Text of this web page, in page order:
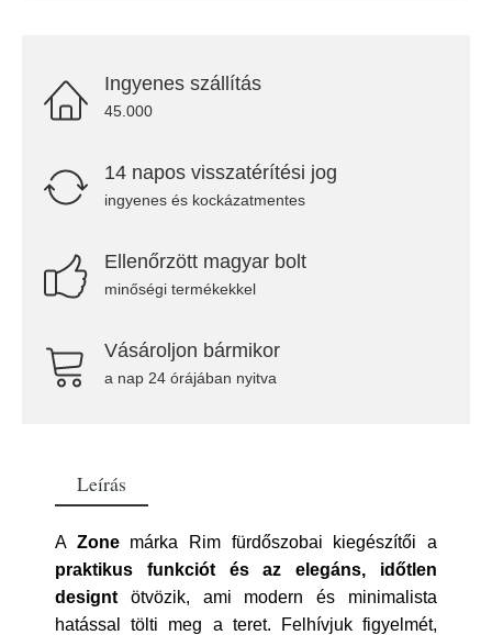
Ingyenes szállítás
45.000
14 napos visszatérítési jog
ingyenes és kockázatmentes
Ellenőrzött magyar bolt
minőségi termékekkel
Vásároljon bármikor
a nap 24 órájában nyitva
Leírás
A Zone márka Rim fürdőszobai kiegészítői a
praktikus funkciót és az elegáns, időtlen
designt ötvözik, ami modern és minimalista
hatással tölti meg a teret. Felhívjuk figyelmét,